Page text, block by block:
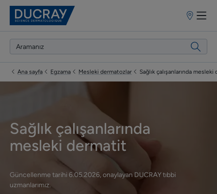
Satış
Ana sayfa Egzama Mesleki dermatozlar Sağlık çalışanlarında
Sağlık çalışanlarında
mesleki dermatit
Güncellenme tarihi 6.05.2026, onaylayan DUCRAY tıbbi
uzmanlarımız.